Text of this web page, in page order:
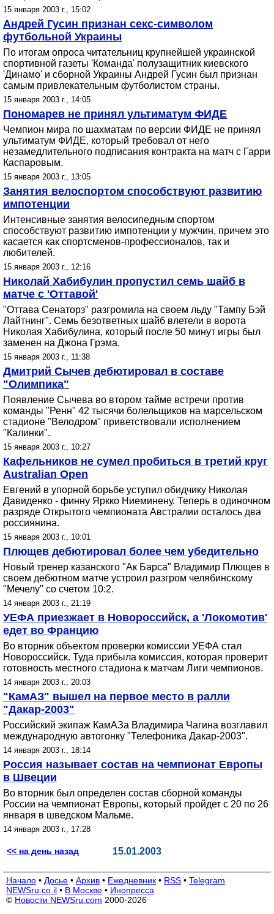
15 января 2003 г., 15:02
Андрей Гусин признан секс-символом
футбольной Украины
По итогам опроса читательниц крупнейшей украинской
спортивной газеты 'Команда' полузащитник киевского
'Динамо' и сборной Украины Андрей Гусин был признан
самым привлекательным футболистом страны.
15 января 2003 г., 14:05
Пономарев не принял ультиматум ФИДЕ
Чемпион мира по шахматам по версии ФИДЕ не принял
ультиматум ФИДЕ, который требовал от него
незамедлительного подписания контракта на матч с Гарри
Каспаровым.
15 января 2003 г., 13:05
Занятия велоспортом способствуют развитию
импотенции
Интенсивные занятия велосипедным спортом
способствуют развитию импотенции у мужчин, причем это
касается как спортсменов-профессионалов, так и
любителей.
15 января 2003 г., 12:16
Николай Хабибулин пропустил семь шайб в
матче с 'Оттавой'
"Оттава Сенаторз" разгромила на своем льду "Тампу Бэй
Лайтнинг". Семь безответных шайб влетели в ворота
Николая Хабибулина, который после 50 минут игры был
заменен на Джона Грэма.
15 января 2003 г., 11:38
Дмитрий Сычев дебютировал в составе
"Олимпика"
Появление Сычева во втором тайме встречи против
команды "Ренн" 42 тысячи болельщиков на марсельском
стадионе "Велодром" приветствовали исполнением
"Калинки".
15 января 2003 г., 10:27
Кафельников не сумел пробиться в третий круг
Australian Open
Евгений в упорной борьбе уступил обидчику Николая
Давиденко - финну Яркко Ниеминену. Теперь в одиночном
разряде Открытого чемпионата Австралии осталось два
россиянина.
15 января 2003 г., 10:01
Плющев дебютировал более чем убедительно
Новый тренер казанского "Ак Барса" Владимир Плющев в
своем дебютном матче устроил разгром челябинскому
"Мечелу" со счетом 10:2.
14 января 2003 г., 21:19
УЕФА приезжает в Новороссийск, а 'Локомотив'
едет во Францию
Во вторник объектом проверки комиссии УЕФА стал
Новороссийск. Туда прибыла комиссия, которая проверит
готовность местного стадиона к матчам Лиги чемпионов.
14 января 2003 г., 20:03
"КамАЗ" вышел на первое место в ралли
"Дакар-2003"
Российский экипаж КамАЗа Владимира Чагина возглавил
международную автогонку "Телефоника Дакар-2003".
14 января 2003 г., 18:14
Россия называет состав на чемпионат Европы
в Швеции
Во вторник был определен состав сборной команды
России на чемпионат Европы, который пройдет с 20 по 26
января в шведском Мальме.
14 января 2003 г., 17:28
<< на день назад 15.01.2003
Начало • Досье • Архив • Ежедневник • RSS • Telegram
NEWSru.co.il • В Москве • Инопресса
© Новости NEWSru.com 2000-2026